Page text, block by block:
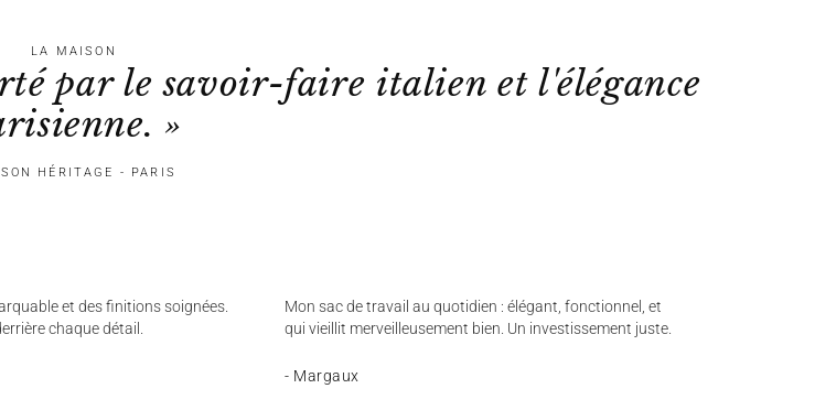
LA MAISON
par le savoir-faire italien et l'élégance
»
HÉRITAGE - PARIS
et des finitions soignées.
chaque détail.
Mon sac de travail au quotidien : élégant, fonctionnel, et
qui vieillit merveilleusement bien. Un investissement juste.
- Margaux